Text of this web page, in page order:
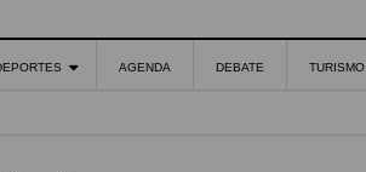
AGENDA DEBATE TURISMO